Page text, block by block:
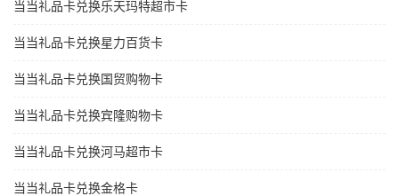
当当礼品卡兑换乐天玛特超市卡
当当礼品卡兑换星力百货卡
当当礼品卡兑换国贸购物卡
当当礼品卡兑换宾隆购物卡
当当礼品卡兑换河马超市卡
当当礼品卡兑换金格卡